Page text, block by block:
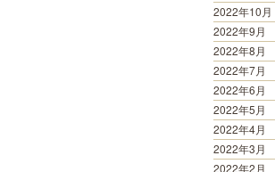
2022年10月
2022年9月
2022年8月
2022年7月
2022年6月
2022年5月
2022年4月
2022年3月
2022年2月